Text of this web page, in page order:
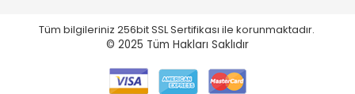
Tüm bilgileriniz 256bit SSL Sertifikası ile korunmaktadır.
© 2025 Tüm Hakları Saklıdır